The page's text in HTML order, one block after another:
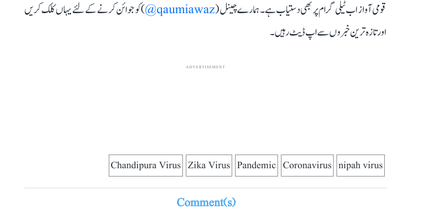
قومی آواز اب ٹیلی گرام پر بھی دستیاب ہے۔ ہمارے چینل (qaumiawaz@
) کو جوائن کرنے کے لئے یہاں کلک کریں
اور تازہ ترین خبروں سے اپ ڈیٹ رہیں۔
ADVERTISEMENT
nipah virus
Coronavirus
Pandemic
Zika Virus
Chandipura Virus
Comment(s)